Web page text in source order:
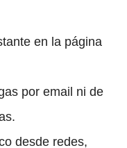
en la página
por email ni de
desde redes,